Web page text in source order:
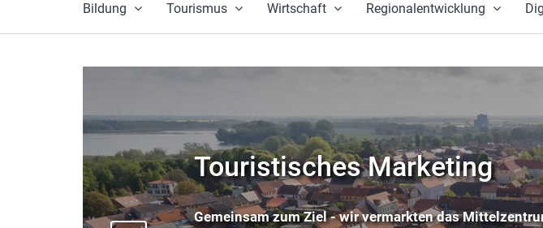
Bildung Tourismus Wirtschaft Regionalentwicklung
Wir geben dem